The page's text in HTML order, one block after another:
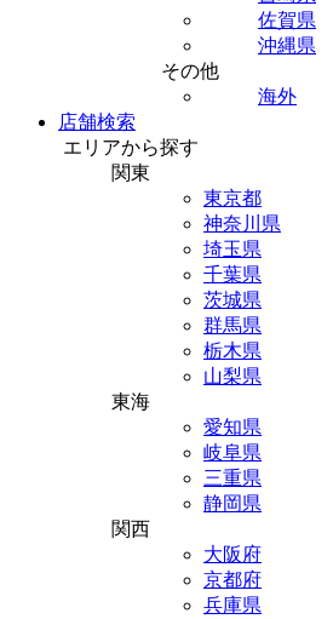
佐賀県
沖縄県
その他
海外
店舗検索
エリアから探す
関東
東京都
神奈川県
埼玉県
千葉県
茨城県
群馬県
栃木県
山梨県
東海
愛知県
岐阜県
三重県
静岡県
関西
大阪府
京都府
兵庫県